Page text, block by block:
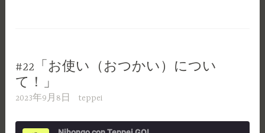
#22「お使い（おつかい）につい
て！」
2023年9月8日 teppei